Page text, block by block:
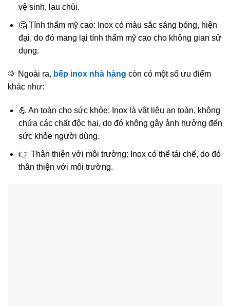
vệ sinh, lau chùi.
🤔 Tính thẩm mỹ cao: Inox có màu sắc sáng bóng, hiện
đại, do đó mang lại tính thẩm mỹ cao cho không gian sử
dụng.
🌞 Ngoài ra, bếp inox nhà hàng còn có một số ưu điểm
khác như:
💪 An toàn cho sức khỏe: Inox là vật liệu an toàn, không
chứa các chất độc hại, do đó không gây ảnh hưởng đến
sức khỏe người dùng.
👉 Thân thiện với môi trường: Inox có thể tái chế, do đó
thân thiện với môi trường.